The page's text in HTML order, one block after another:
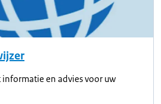
en advies voor uw